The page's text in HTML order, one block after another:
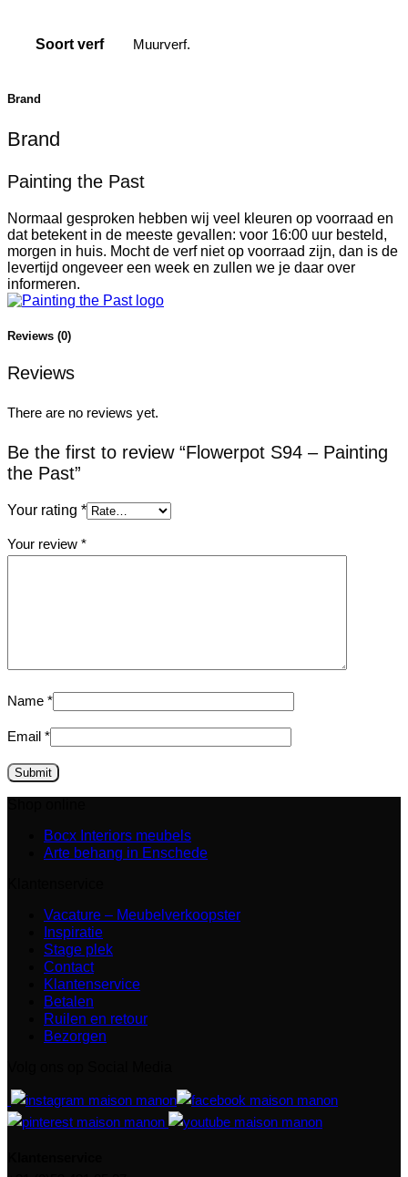
Soort verf Muurverf.
Brand
Brand
Painting the Past
Normaal gesproken hebben wij veel kleuren op voorraad en
dat betekent in de meeste gevallen: voor 16:00 uur besteld,
morgen in huis. Mocht de verf niet op voorraad zijn, dan is de
levertijd ongeveer een week en zullen we je daar over
informeren.
Reviews (0)
Reviews
There are no reviews yet.
Be the first to review “Flowerpot S94 – Painting
the Past”
Your rating *
Your review *
Name *
Email *
Bocx Interiors meubels
Arte behang in Enschede
Vacature – Meubelverkoopster
Inspiratie
Stage plek
Contact
Klantenservice
Betalen
Ruilen en retour
Bezorgen